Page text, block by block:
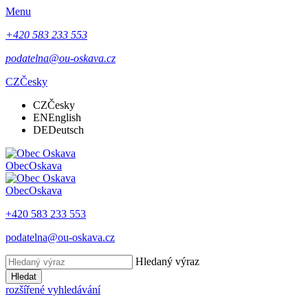
Menu
+420 583 233 553
podatelna@ou-oskava.cz
CZČesky
CZČesky
ENEnglish
DEDeutsch
ObecOskava
ObecOskava
+420 583 233 553
podatelna@ou-oskava.cz
Hledaný výraz
Hledat
rozšířené vyhledávání